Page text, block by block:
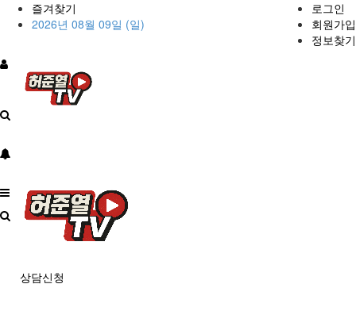
즐겨찾기
2026년 08월 09일 (일)
로그인
회원가입
정보찾기
상담신청